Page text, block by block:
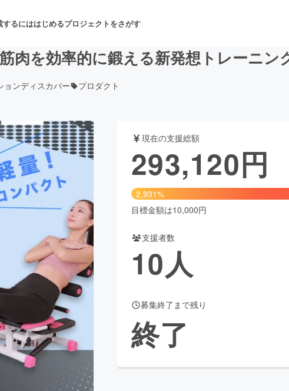
するにははじめるプロジェクトをさがす
舞台・パフォーマンス
フード・飲食店 ファッション
アニメ・漫画
ビューティー・ヘルスケア
Good CAMPFIRE Creation
さと納税machi-yaコミュニティ
肉を効率的に鍛える新発想トレーニン
ョンディスカバー プロダクト
現在の支援総額
293,120円
2,931%
目標金額は10,000円
支援者数
10人
募集終了まで残り
終了